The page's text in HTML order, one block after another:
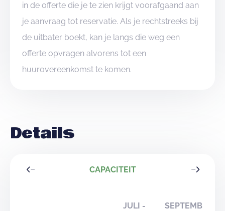
in de offerte die je te zien krijgt voorafgaand aan
je aanvraag tot reservatie. Als je rechtstreeks bij
de uitbater boekt, kan je langs die weg een
offerte opvragen alvorens tot een
huurovereenkomst te komen.
Details
CAPACITEIT
JULI -
SEPTEMBER